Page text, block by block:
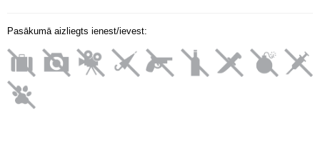
Pasākumā aizliegts ienest/ievest: